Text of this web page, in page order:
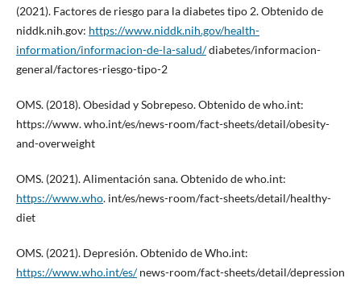
(2021). Factores de riesgo para la diabetes tipo 2. Obtenido de
niddk.nih.gov: https://www.niddk.nih.gov/health-
information/informacion-de-la-salud/diabetes/informacion-
general/factores-riesgo-tipo-2
OMS. (2018). Obesidad y Sobrepeso. Obtenido de who.int:
https://www. who.int/es/news-room/fact-sheets/detail/obesity-
and-overweight
OMS. (2021). Alimentación sana. Obtenido de who.int:
https://www.who. int/es/news-room/fact-sheets/detail/healthy-
diet
OMS. (2021). Depresión. Obtenido de Who.int:
https://www.who.int/es/news-room/fact-sheets/detail/depression